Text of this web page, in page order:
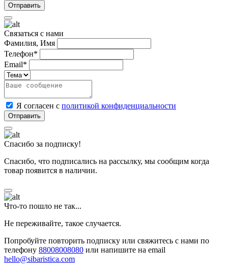
Связаться с нами
Фамилия, Имя
Телефон*
Email*
Я согласен с политикой конфиденциальности
Спасибо за подписку!
Спасибо, что подписались на рассылку, мы сообщим когда
товар появится в наличии.
Что-то пошло не так...
Не переживайте, такое случается.
Попробуйте повторить подписку или свяжитесь с нами по
телефону 88008008080 или напишите на email
hello@sibaristica.com